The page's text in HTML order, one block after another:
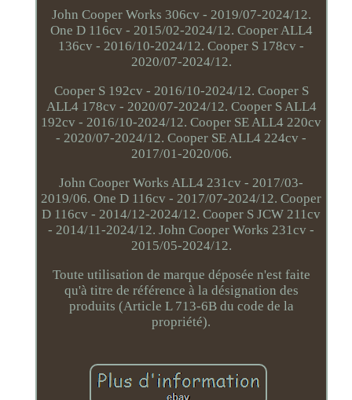
John Cooper Works 306cv - 2019/07-2024/12.
One D 116cv - 2015/02-2024/12. Cooper ALL4
136cv - 2016/10-2024/12. Cooper S 178cv -
2020/07-2024/12.
Cooper S 192cv - 2016/10-2024/12. Cooper S
ALL4 178cv - 2020/07-2024/12. Cooper S ALL4
192cv - 2016/10-2024/12. Cooper SE ALL4 220cv
- 2020/07-2024/12. Cooper SE ALL4 224cv -
2017/01-2020/06.
John Cooper Works ALL4 231cv - 2017/03-
2019/06. One D 116cv - 2017/07-2024/12. Cooper
D 116cv - 2014/12-2024/12. Cooper S JCW 211cv
- 2014/11-2024/12. John Cooper Works 231cv -
2015/05-2024/12.
Toute utilisation de marque déposée n'est faite
qu'à titre de référence à la désignation des
produits (Article L 713-6B du code de la
propriété).